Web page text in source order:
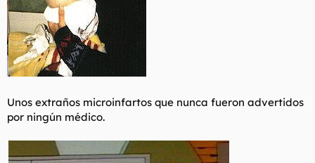
Unos extraños microinfartos que nunca fueron advertidos
por ningún médico.